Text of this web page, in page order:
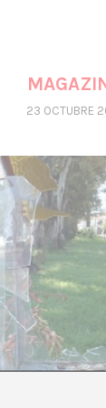
puedes
23 OCTUBRE